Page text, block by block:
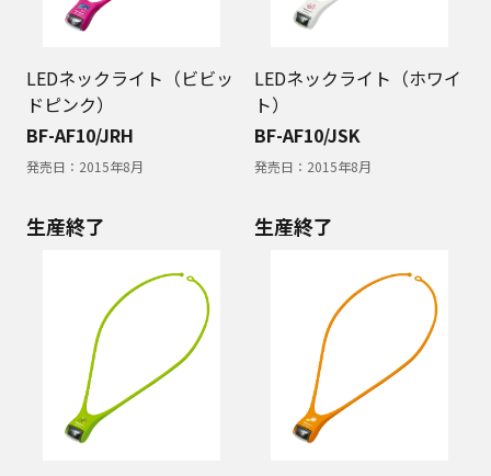
LEDネックライト（ビビッ
ドピンク）
BF-AF10/JRH
発売日： 2015年8月
LEDネックライト（ホワイ
ト）
BF-AF10/JSK
発売日： 2015年8月
生産終了 生産終了